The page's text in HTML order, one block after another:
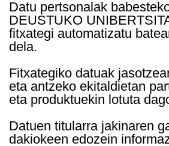
Datu pertsonalak
DEUSTUKO
fitxategi automatizatu
dela.
Fitxategiko datuak
eta antzeko ekitaldietan
eta produktuekin lotuta
Datuen titularra jakinaren
dakiokeen edozein